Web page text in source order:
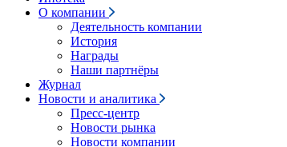
О компании
Деятельность компании
История
Награды
Наши партнёры
Журнал
Новости и аналитика
Пресс-центр
Новости рынка
Новости компании